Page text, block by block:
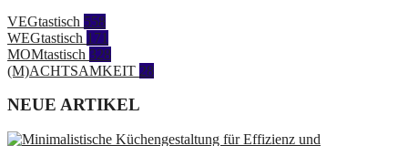
VEGtastisch 558
WEGtastisch 171
MOMtastisch 328
(M)ACHTSAMKEIT 28
NEUE ARTIKEL